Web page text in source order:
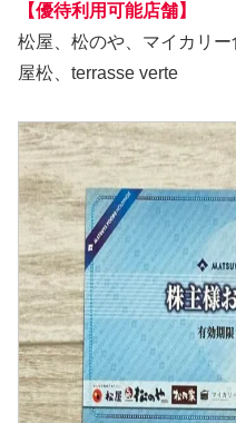
【優待利用可能店舗】
松屋、松のや、マイカリ
屋松、terrasse verte